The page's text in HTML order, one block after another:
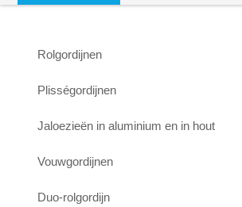
Rolgordijnen
Plisségordijnen
Jaloezieën in aluminium en in hout
Vouwgordijnen
Duo-rolgordijn